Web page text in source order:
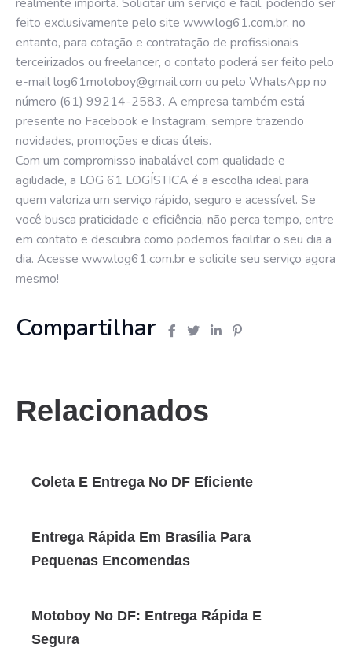
feito exclusivamente pelo site www.log61.com.br, no
entanto, para cotação e contratação de profissionais
terceirizados ou freelancer, o contato poderá ser feito pelo
e-maillog61motoboy@gmail.com ou pelo WhatsApp no
número (61) 99214-2583. A empresa também está
presente no Facebook e Instagram, sempre trazendo
novidades, promoções e dicas úteis.
Com um compromisso inabalável com qualidade e
agilidade, a LOG 61 LOGÍSTICA é a escolha ideal para
quem valoriza um serviço rápido, seguro e acessível. Se
você busca praticidade e eficiência, não perca tempo, entre
em contato e descubra como podemos facilitar o seu dia a
dia. Acesse www.log61.com.bre solicite seu serviço agora
mesmo!
Compartilhar
Relacionados
Coleta E Entrega No DF Eficiente
Entrega Rápida Em Brasília Para
Pequenas Encomendas
Motoboy No DF: Entrega Rápida E
Segura